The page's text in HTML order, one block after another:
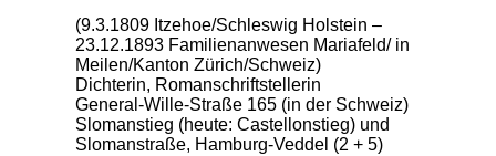
(9.3.1809 Itzehoe/Schleswig Holstein –
23.12.1893 Familienanwesen Mariafeld/ in
Meilen/Kanton Zürich/Schweiz)
Dichterin, Romanschriftstellerin
General-Wille-Straße 165 (in der Schweiz)
Slomanstieg (heute: Castellonstieg) und
Slomanstraße, Hamburg-Veddel (2 + 5)